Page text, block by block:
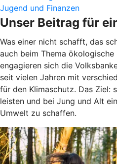
Jugend und Finanzen
Unser Beitrag für
Was einer nicht schafft, das
auch beim Thema
engagieren sich die
seit vielen Jahren mit
für den Klimaschutz. Das Ziel:
leisten und bei Jung und Alt
Umwelt zu schaffen.